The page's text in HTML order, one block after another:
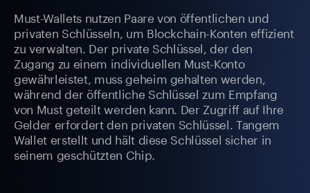
Must-Wallets nutzen Paare von öffentlichen und
privaten Schlüsseln, um Blockchain-Konten effizient
zu verwalten. Der private Schlüssel, der den
Zugang zu einem individuellen Must-Konto
gewährleistet, muss geheim gehalten werden,
während der öffentliche Schlüssel zum Empfang
von Must geteilt werden kann. Der Zugriff auf Ihre
Gelder erfordert den privaten Schlüssel. Tangem
Wallet erstellt und hält diese Schlüssel sicher in
seinem geschützten Chip.